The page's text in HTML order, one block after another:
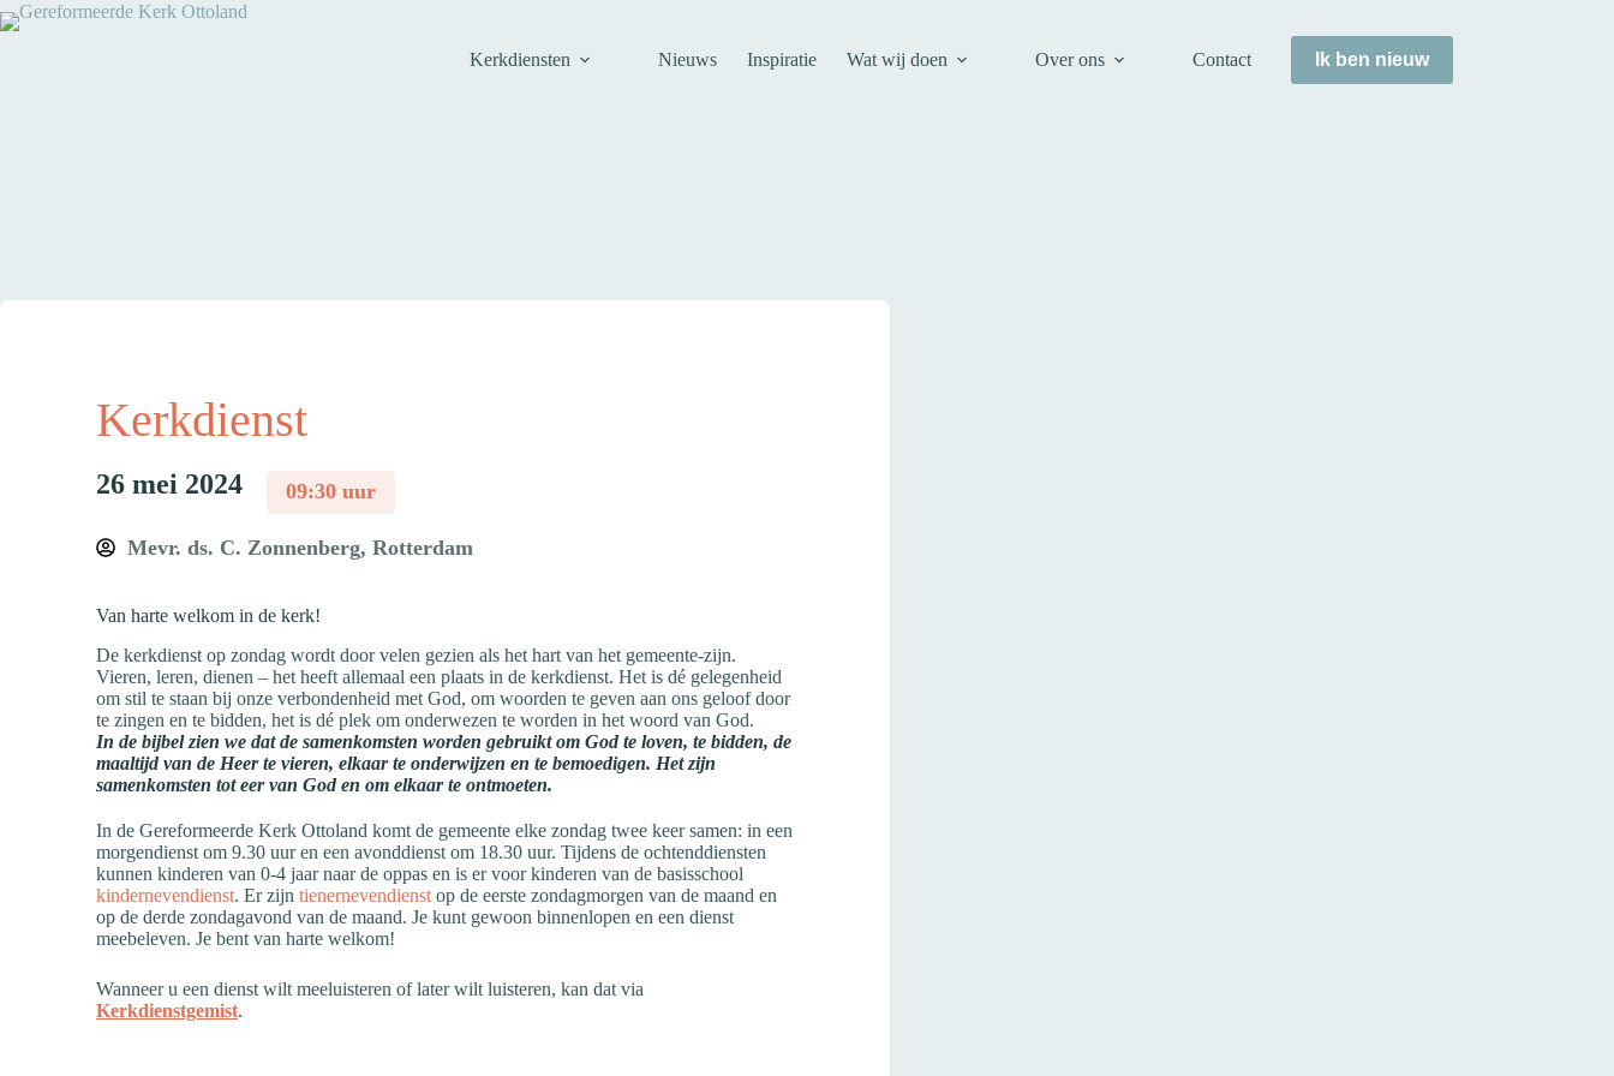
Kerkdiensten Nieuws Inspiratie Wat wij doen Over ons Contact Ik ben nieuw
Kerkdienst
26 mei 2024 09:30 uur
Mevr. ds. C. Zonnenberg, Rotterdam
Van harte welkom in de kerk!
De kerkdienst op zondag wordt door velen gezien als het hart van het gemeente-zijn.
Vieren, leren, dienen – het heeft allemaal een plaats in de kerkdienst. Het is dé gelegenheid
om stil te staan bij onze verbondenheid met God, om woorden te geven aan ons geloof door
te zingen en te bidden, het is dé plek om onderwezen te worden in het woord van God.
In de bijbel zien we dat de samenkomsten worden gebruikt om God te loven, te bidden, de
maaltijd van de Heer te vieren, elkaar te onderwijzen en te bemoedigen. Het zijn
samenkomsten tot eer van God en om elkaar te ontmoeten.
In de Gereformeerde Kerk Ottoland komt de gemeente elke zondag twee keer samen: in een
morgendienst om 9.30 uur en een avonddienst om 18.30 uur. Tijdens de ochtenddiensten
kunnen kinderen van 0-4 jaar naar de oppas en is er voor kinderen van de basisschool
kindernevendienst. Er zijn tienernevendienst op de eerste zondagmorgen van de maand en
op de derde zondagavond van de maand. Je kunt gewoon binnenlopen en een dienst
meebeleven. Je bent van harte welkom!
Wanneer u een dienst wilt meeluisteren of later wilt luisteren, kan dat via
Kerkdienstgemist.